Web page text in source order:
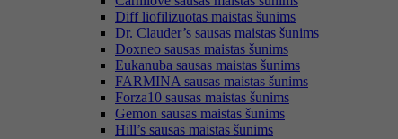
Diff liofilizuotas maistas šunims
Dr. Clauder’s sausas maistas šunims
Doxneo sausas maistas šunims
Eukanuba sausas maistas šunims
FARMINA sausas maistas šunims
Forza10 sausas maistas šunims
Gemon sausas maistas šunims
Hill’s sausas maistas šunims